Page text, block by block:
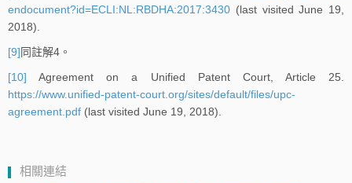
endocument?id=ECLI:NL:RBDHA:2017:3430 (last visited June 19,
2018).
[9]同註解4。
[10] Agreement on a Unified Patent Court, Article 25.
https://www.unified-patent-court.org/sites/default/files/upc-
agreement.pdf (last visited June 19, 2018).
相關連結